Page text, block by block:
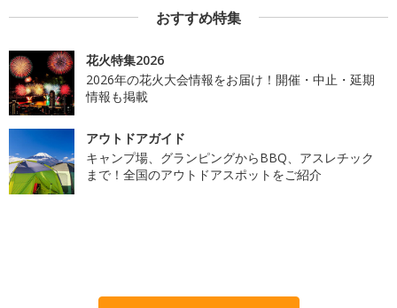
おすすめ特集
花火特集2026
2026年の花火大会情報をお届け！開催・中止・延期
情報も掲載
アウトドアガイド
キャンプ場、グランピングからBBQ、アスレチック
まで！全国のアウトドアスポットをご紹介